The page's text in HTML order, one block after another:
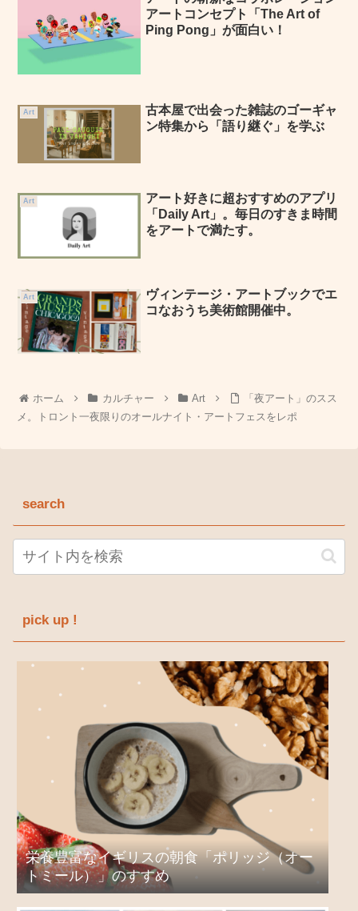
アートコンセプト「The Art of
Ping Pong」が面白い！
Art
古本屋で出会った雑誌のゴーギャ
ン特集から「語り継ぐ」を学ぶ
Art
アート好きに超おすすめのアプリ
「Daily Art」。毎日のすきま時間
をアートで満たす。
Art
ヴィンテージ・アートブックでエ
コなおうち美術館開催中。
ホーム カルチャー Art
「夜アート」のスス
メ。トロント一夜限りのオールナイト・アートフェスをレポ
search
pick up !
栄養豊富なイギリスの朝食「ポリッジ（オー
トミール）」のすすめ